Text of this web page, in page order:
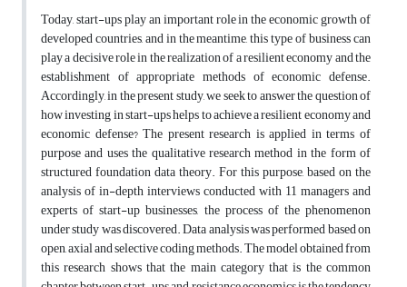
Today, start-ups play an important role in the economic growth of
developed countries, and in the meantime, this type of business can
play a decisive role in the realization of a resilient economy and the
establishment of appropriate methods of economic defense.
Accordingly, in the present study, we seek to answer the question of
how investing in start-ups helps to achieve a resilient economy and
economic defense? The present research is applied in terms of
purpose and uses the qualitative research method in the form of
structured foundation data theory. For this purpose, based on the
analysis of in-depth interviews conducted with 11 managers and
experts of start-up businesses, the process of the phenomenon
under study was discovered. Data analysis was performed based on
open, axial and selective coding methods. The model obtained from
this research shows that the main category that is the common